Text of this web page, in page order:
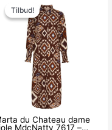
Tilbud!
Tilbud!
du Chateau dame
MdcNatty 7617 –
oprindelige
pris
var:
449.00kr..199.95kr..